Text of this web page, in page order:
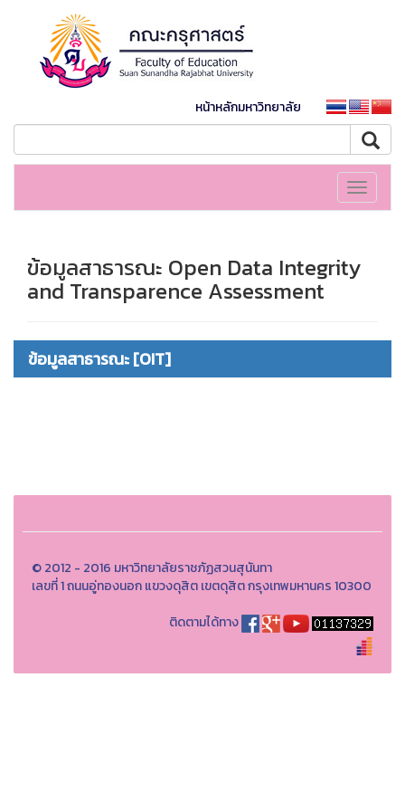
หน้าหลักมหาวิทยาลัย
Toggle
ข้อมูลสาธารณะ Open Data Integrity
and Transparence Assessment
ข้อมูลสาธารณะ [OIT]
© 2012 - 2016 มหาวิทยาลัยราชภัฏสวนสุนันทา
เลขที่ 1 ถนนอู่ทองนอก แขวงดุสิต เขตดุสิต กรุงเทพมหานคร 10300
ติดตามได้ทาง